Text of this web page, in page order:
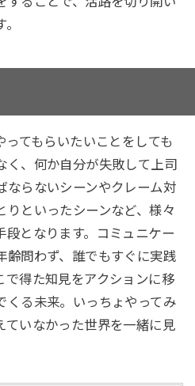
てもらいたいことをしても
く、何か自分が失敗して上司
ならないシーンやクレーム対
りといったシーンなど、様々
段となります。コミュニケー
齢問わず、誰でもすぐに実践
で得た知見をアクションに移
くる未来。いっちょやってみ
ていなかった世界を一緒に見